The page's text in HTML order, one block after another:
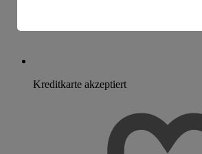
Kreditkarte akzeptiert
Informationen zum Herausgeber der